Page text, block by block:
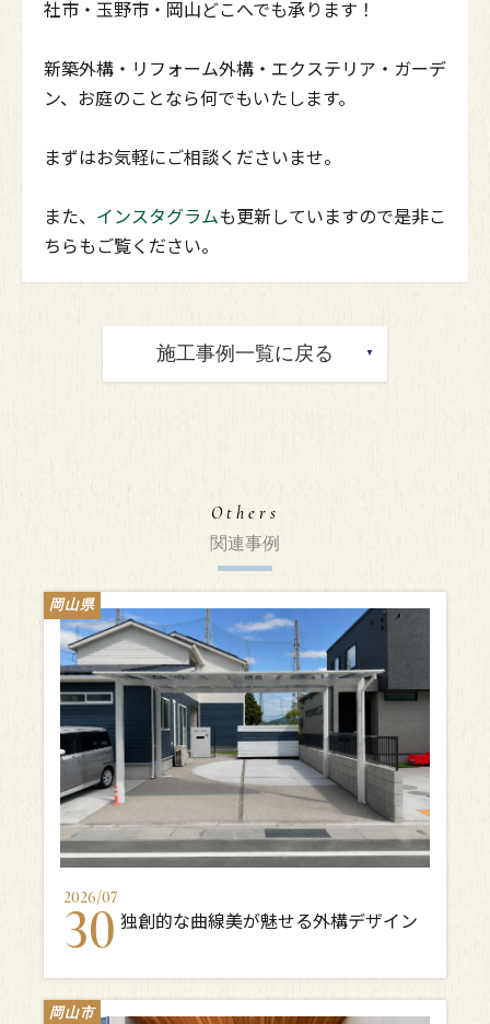
社市・玉野市・岡山どこへでも承ります！
新築外構・リフォーム外構・エクステリア・ガーデ
ン、お庭のことなら何でもいたします。
まずはお気軽にご相談くださいませ。
また、 インスタグラムも更新していますので是非こ
ちらもご覧ください。
施工事例一覧に戻る
Others
関連事例
岡山県
2026/07
30 独創的な曲線美が魅せる外構デザイン
岡山市